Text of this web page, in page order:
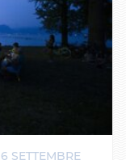
SETTEMBRE